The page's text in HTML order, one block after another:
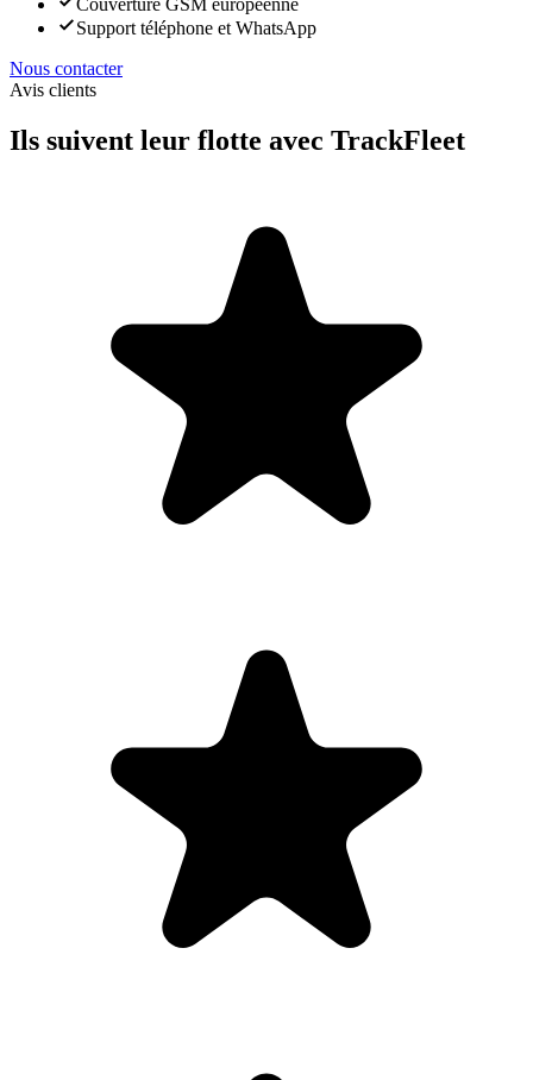
Support téléphone et WhatsApp
Nous contacter
Avis clients
Ils suivent leur flotte avec TrackFleet